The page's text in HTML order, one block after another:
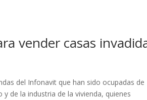
vender casas
del Infonavit que han sido ocupadas de
de la industria de la vivienda, quienes